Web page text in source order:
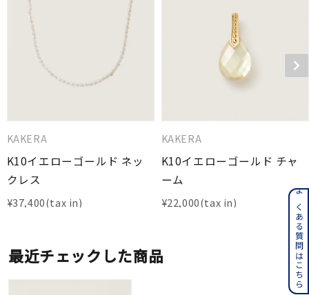
KAKERA
K10イエローゴールド ネッ
クレス
¥37,400
KAKERA
K10イエローゴールド チャ
ーム
¥22,000
最近チェックした商品 よくある質問はこちら